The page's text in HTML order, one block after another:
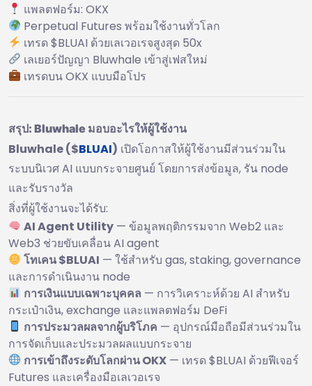
แพลตฟอร์ม: OKX
Perpetual Futures พร้อมใช้งานทั่วโลก
เทรด $BLUAI ด้วยเลเวอเรจสูงสุด 50x
เลเยอร์ปัญญา Bluwhale เข้าสู่เฟสใหม่
เทรดบน OKX แบบมือโปร
สรุป: Bluwhale มอบอะไรให้ผู้ใช้งาน
Bluwhale ($BLUAI) เปิดโอกาสให้ผู้ใช้งานมีส่วนร่วมใน
ระบบนิเวศ AI แบบกระจายศูนย์ โดยการส่งข้อมูล, รัน node
และรับรางวัล
สิ่งที่ผู้ใช้งานจะได้รับ:
AI Agent Utility — ข้อมูลพฤติกรรมจาก Web2 และ
Web3 ช่วยขับเคลื่อน AI agent
โทเคน $BLUAI — ใช้สำหรับ gas, staking, governance
และการดำเนินงาน node
การเงินแบบเฉพาะบุคคล — การวิเคราะห์ด้วย AI สำหรับ
กระเป๋าเงิน, exchange และแพลตฟอร์ม DeFi
การประมวลผลจากผู้บริโภค — อุปกรณ์มือถือมีส่วนร่วมใน
การจัดเก็บและประมวลผลแบบกระจาย
การเข้าถึงระดับโลกผ่าน OKX — เทรด $BLUAI ด้วยฟีเจอร์
Futures และเครื่องมือเลเวอเรจ